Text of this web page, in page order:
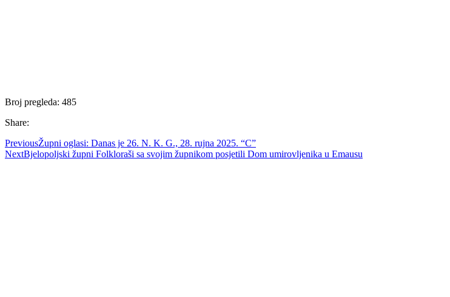
Broj pregleda: 485
Share:
PreviousŽupni oglasi: Danas je 26. N. K. G., 28. rujna 2025. “C”
NextBjelopoljski župni Folkloraši sa svojim župnikom posjetili Dom umirovljenika u Emausu